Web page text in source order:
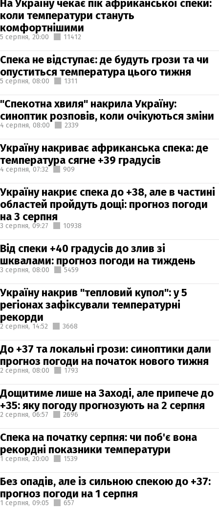
На Україну чекає пік африканської спеки:
коли температури стануть
комфортнішими
5 серпня, 20:00 11412
Спека не відступає: де будуть грози та чи
опуститься температура цього тижня
5 серпня, 08:00 1311
"Спекотна хвиля" накрила Україну:
синоптик розповів, коли очікуються зміни
4 серпня, 08:00 2339
Україну накриває африканська спека: де
температура сягне +39 градусів
4 серпня, 07:32 909
Україну накриє спека до +38, але в частині
областей пройдуть дощі: прогноз погоди
на 3 серпня
3 серпня, 09:27 10938
Від спеки +40 градусів до злив зі
шквалами: прогноз погоди на тиждень
3 серпня, 08:00 5459
Україну накрив "тепловий купол": у 5
регіонах зафіксували температурні
рекорди
2 серпня, 14:52 3668
До +37 та локальні грози: синоптики дали
прогноз погоди на початок нового тижня
2 серпня, 08:00 1793
Дощитиме лише на Заході, але припече до
+35: яку погоду прогнозують на 2 серпня
2 серпня, 06:57 2696
Спека на початку серпня: чи поб'є вона
рекордні показники температури
1 серпня, 20:00 1539
Без опадів, але із сильною спекою до +37:
прогноз погоди на 1 серпня
1 серпня, 09:05 657